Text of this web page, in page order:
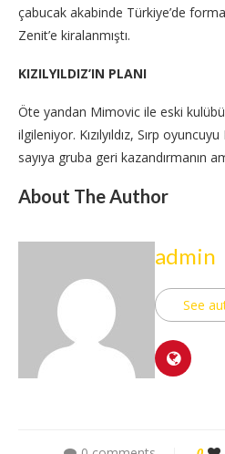
çabucak akabinde Türkiye’de
Zenit’e kiralanmıştı.
KIZILYILDIZ’IN PLANI
Öte yandan Mimovic ile eski kulübü
ilgileniyor. Kızılyıldız, Sırp
sayıya gruba geri kazandırmanın
About The Author
admin
See